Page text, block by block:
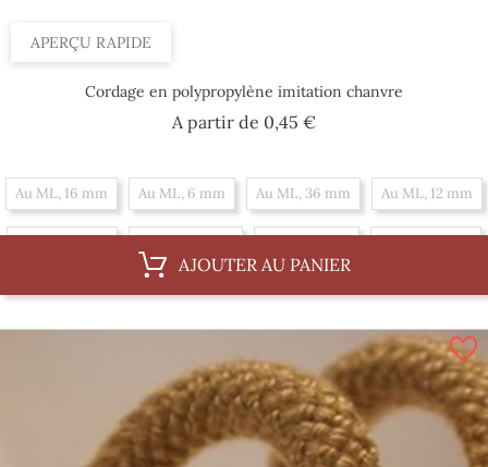
APERÇU RAPIDE
Cordage en polypropylène imitation chanvre
A partir de 0,45 €Prix
Au ML, 16 mm Au ML, 6 mm Au ML, 36 mm Au ML, 12 mm
Au ML, 20 mm Au ML, 4 mm Au ML, 10 mm
Par 100 m, 30 mm
Par 100 m, 8 mm Par 100 m, 14 mm Par 100 m, 20 mm
Par 100 m, 10 mm Par 100 m, 4 mm Par 100 m, 16 mm
AJOUTER AU PANIER